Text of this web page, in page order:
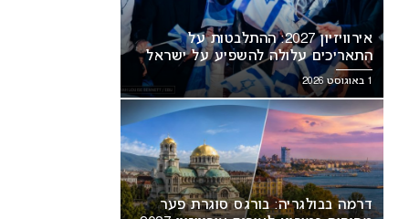
אירוויזיון 2027: ההתלבטות על
עלולה להשפיע על
דרמה בבולגריה: בורגס סוגרת פער
מסופיה במירוץ לאירוח אירוויזיון
2027אירוויזיון 2027: ההתלבטות על
התאריכים עלולה להשפיע על ישראל
1 באוגוסט 2026
דרמה בבולגריה: בורגס סוגרת פער